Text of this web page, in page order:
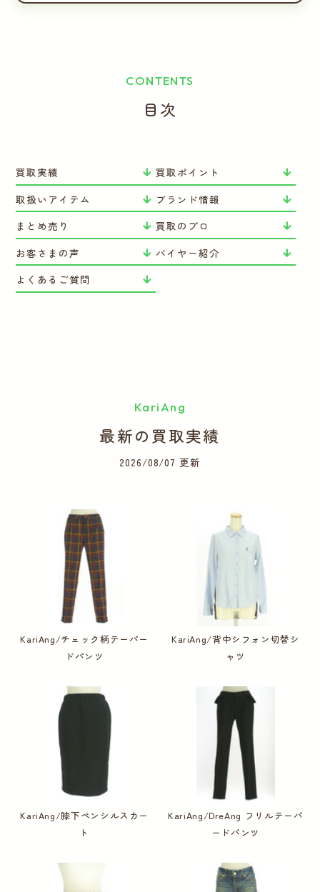
CONTENTS
目次
買取実績
買取ポイント
取扱いアイテム
ブランド情報
まとめ売り
買取のプロ
お客さまの声
バイヤー紹介
よくあるご質問
KariAng
最新の買取実績
2026/08/07 更新
KariAng/チェック柄テーパー
ドパンツ
KariAng/背中シフォン切替シ
ャツ
KariAng/膝下ペンシルスカー
ト
KariAng/DreAng フリルテーパ
ードパンツ